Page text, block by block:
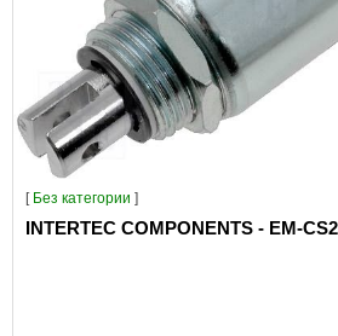
[ Без категории ]
INTERTEC COMPONENTS - EM-